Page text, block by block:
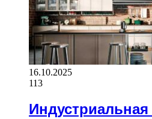
16.10.2025
113
Индустриальная